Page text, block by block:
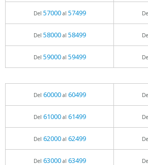
Del 57000al 57499
Del 58000al 58499
Del 59000al 59499
Del 60000al 60499
Del 61000al 61499
Del 62000al 62499
Del 63000al 63499